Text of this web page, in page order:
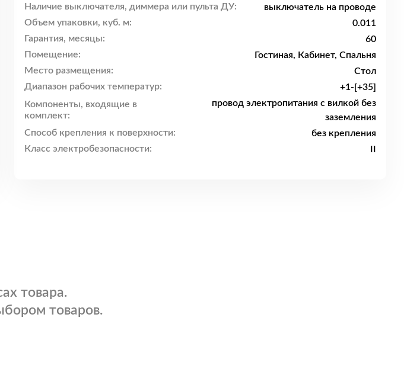
Наличие выключателя, диммера или пульта ДУ:
выключатель на проводе
Объем упаковки, куб. м:
0.011
Гарантия, месяцы:
60
Помещение:
Гостиная, Кабинет, Спальня
Место размещения:
Стол
Диапазон рабочих температур:
+1-[+35]
Компоненты, входящие в
комплект:
провод электропитания с вилкой без
заземления
Способ крепления к поверхности:
без крепления
Класс электробезопасности:
II
товара.
товаров.